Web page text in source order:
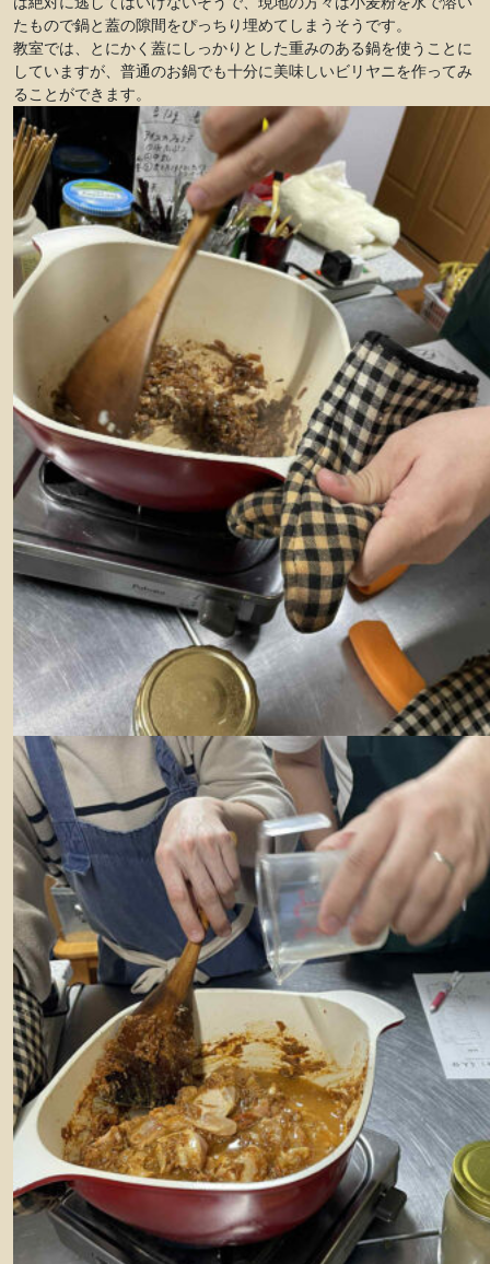
たもので鍋と蓋の隙間をぴっちり埋めてしまうそうです。
教室では、とにかく蓋にしっかりとした重みのある鍋を使うことに
していますが、普通のお鍋でも十分に美味しいビリヤニを作ってみ
ることができます。